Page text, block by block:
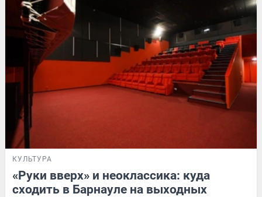
КУЛЬТУРА
«Руки вверх» и неоклассика: куда
сходить в Барнауле на выходных